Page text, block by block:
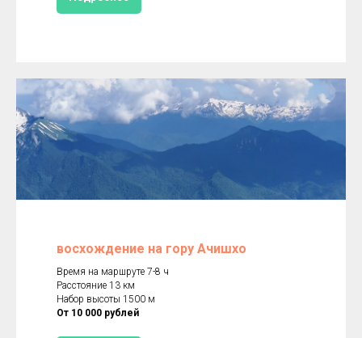
восхождение на гору Ачишхо
Время на маршруте 7-8 ч
Расстояние 13 км
Набор высоты 1500 м
От 10 000 рублей